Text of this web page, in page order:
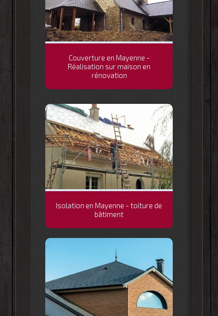
Couverture en Mayenne -
Réalisation sur maison en
rénovation
Isolation en Mayenne - toiture de
bâtiment